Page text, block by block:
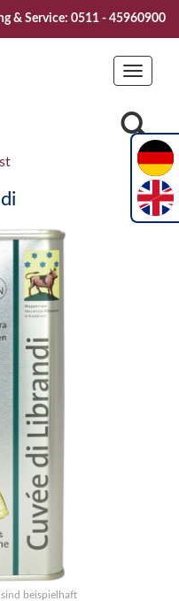
2026" Vive la
& Service: 0511 - 45960900
Toggle
beispielhaft